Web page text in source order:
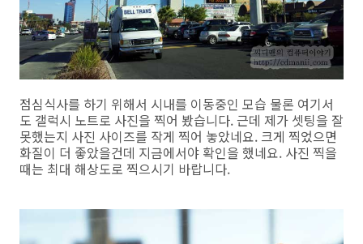
점심식사를 하기 위해서 시내를 이동중인 모습 물론 여기서
도 갤럭시 노트로 사진을 찍어 봤습니다. 근데 제가 셋팅을 잘
못했는지 사진 사이즈를 작게 찍어 놓았네요. 크게 찍었으면
화질이 더 좋았을건데 지금에서야 확인을 했네요. 사진 찍을
때는 최대 해상도로 찍으시기 바랍니다.